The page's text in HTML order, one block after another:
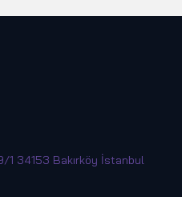
1 34153 Bakırköy İstanbul